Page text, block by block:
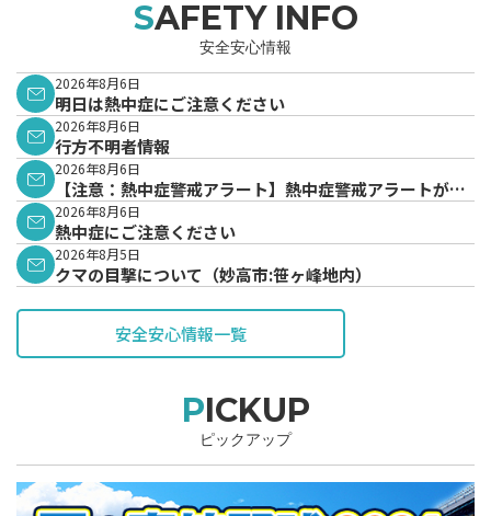
SAFETY INFO
安全安心情報
2026年8月6日
明日は熱中症にご注意ください
2026年8月6日
行方不明者情報
2026年8月6日
【注意：熱中症警戒アラート】熱中症警戒アラートが発
表されています。
2026年8月6日
熱中症にご注意ください
2026年8月5日
クマの目撃について（妙高市:笹ヶ峰地内）
安全安心情報一覧
PICKUP
ピックアップ